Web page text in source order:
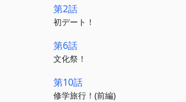
第2話
初デート！
第6話
文化祭！
第10話
修学旅行！(前編)